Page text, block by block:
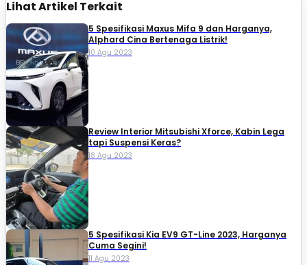
Lihat Artikel Terkait
5 Spesifikasi Maxus Mifa 9 dan Harganya,
Alphard Cina Bertenaga Listrik!
10 Agu 2023
Review Interior Mitsubishi Xforce, Kabin Lega
tapi Suspensi Keras?
18 Agu 2023
5 Spesifikasi Kia EV9 GT-Line 2023, Harganya
Cuma Segini!
11 Agu 2023